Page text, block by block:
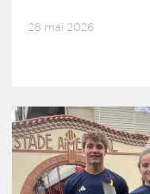
28 mai 2026